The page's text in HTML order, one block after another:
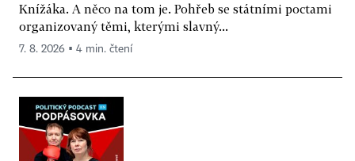
Knížáka. A něco na tom je. Pohřeb se státními poctami
organizovaný těmi, kterými slavný...
7. 8. 2026 ▪ 4 min. čtení